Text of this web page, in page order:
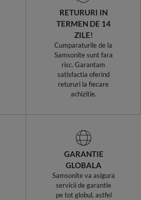
RETURURI IN
TERMEN DE 14
ZILE!
Cumparaturile de la
Samsonite sunt fara
risc. Garantam
satisfactia oferind
retururi la fiecare
achizitie.
GARANTIE
GLOBALA
Samsonite va asigura
servicii de garantie
pe tot globul, astfel